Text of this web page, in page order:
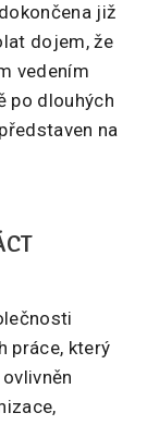
již
dojem, že
vedením
po dlouhých
na
práce, který